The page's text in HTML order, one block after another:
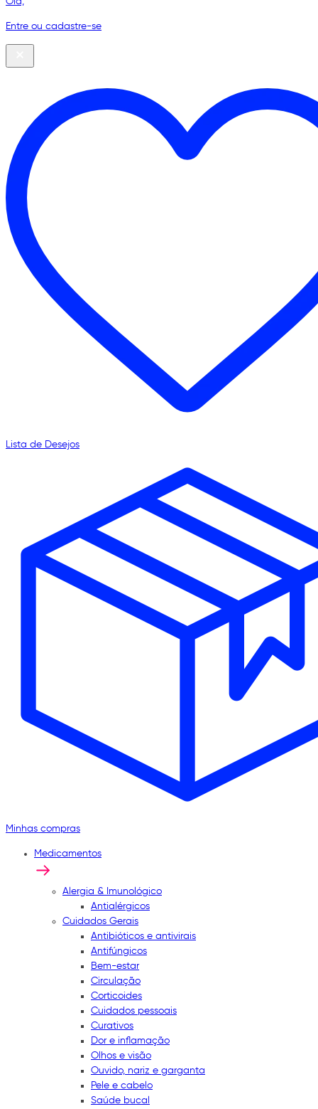
Entre ou cadastre-se
Lista de Desejos
Minhas compras
Medicamentos
Alergia & Imunológico
Antialérgicos
Cuidados Gerais
Antibióticos e antivirais
Antifúngicos
Bem-estar
Circulação
Corticoides
Cuidados pessoais
Curativos
Dor e inflamação
Olhos e visão
Ouvido, nariz e garganta
Pele e cabelo
Saúde bucal